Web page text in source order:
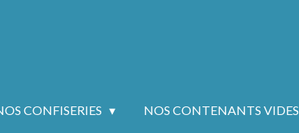
CONFISERIES NOS CONTENANTS VIDES